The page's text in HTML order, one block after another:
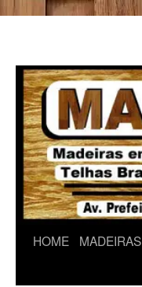
HOME MADEIRAS